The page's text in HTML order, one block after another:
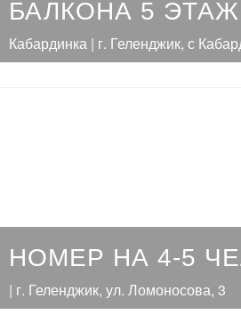
БАЛКОНА 5 ЭТАЖ
Кабардинка | г. Геленджик, с
НОМЕР НА 4-5
| г. Геленджик, ул. Ломоносова, 3